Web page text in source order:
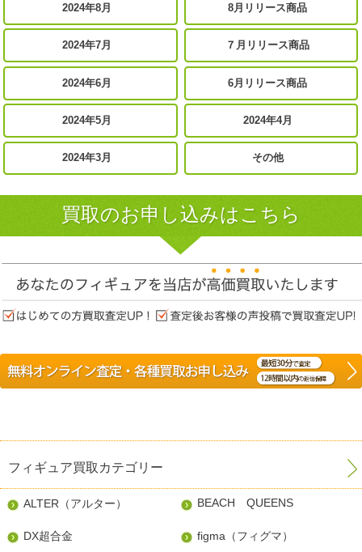
2024年8月 8月リリース商品
2024年7月 ７月リリース商品
2024年6月 6月リリース商品
2024年5月 2024年4月
2024年3月 その他
買取のお申し込みはこちら
フィギュア買取カテゴリー
ALTER（アルター） BEACH QUEENS
DX超合金 figma（フィグマ）